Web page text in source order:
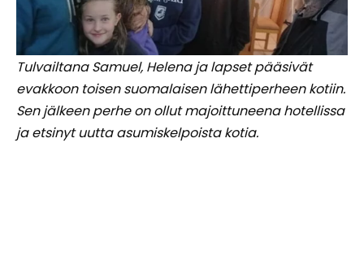
Tulvailtana Samuel, Helena ja lapset pääsivät
evakkoon toisen suomalaisen lähettiperheen kotiin.
Sen jälkeen perhe on ollut majoittuneena hotellissa
ja etsinyt uutta asumiskelpoista kotia.